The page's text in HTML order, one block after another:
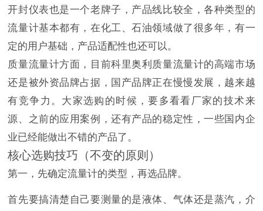
开封仪表也是一个老牌子，产品线比较全，各种类型的
流量计基本都有，在化工、石油领域做了很多年，有一
定的用户基础，产品适配性也还可以。
质量流量计方面，目前科里奥利质量流量计的高端市场
还是被外资品牌占据，国产品牌正在慢慢发展，越来越
有竞争力。大家选购的时候，要多看看厂家的技术来
源、之前的应用案例，还有产品的稳定性，一些国内企
业已经能做出不错的产品了。
核心选购技巧（不变的原则）
第一，先确定流量计的类型，再选品牌。
首先要搞清楚自己要测量的是液体、气体还是蒸汽，介